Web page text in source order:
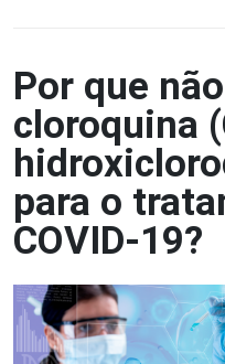
Por que
cloroquina
para o
COVID-19?